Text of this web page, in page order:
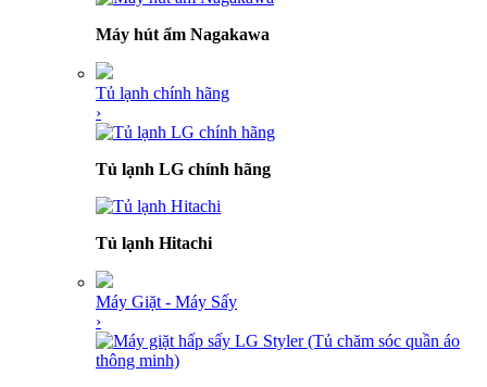
Máy hút ẩm Nagakawa
Tủ lạnh chính hãng
›
Tủ lạnh LG chính hãng
Tủ lạnh Hitachi
Máy Giặt - Máy Sấy
›